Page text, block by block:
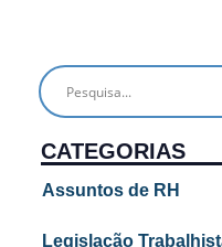
CATEGORIAS
Assuntos de RH
Legislação